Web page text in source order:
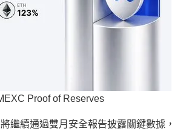
Proof of Reserves
繼續通過雙月安全報告披露關鍵數據，